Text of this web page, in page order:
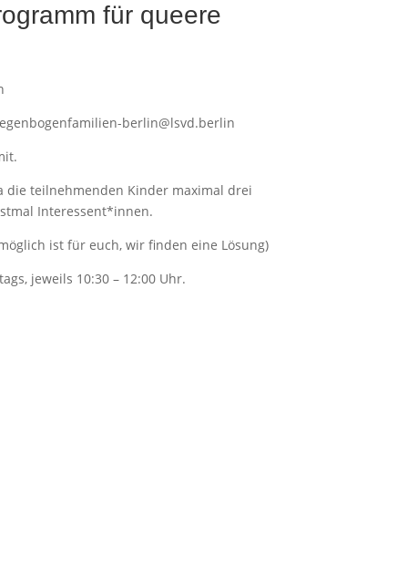
für queere
berlin@lsvd.berlin
die teilnehmenden Kinder maximal drei
Interessent*innen.
ist für euch, wir finden eine Lösung)
jeweils 10:30 – 12:00 Uhr.